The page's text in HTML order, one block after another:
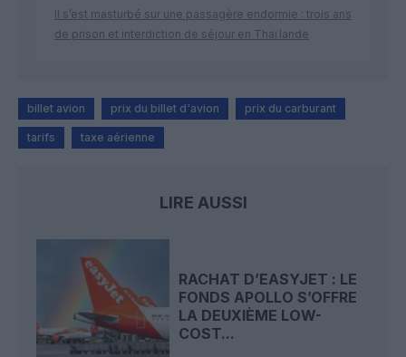
Il s’est masturbé sur une passagère endormie : trois ans
de prison et interdiction de séjour en Thaïlande
billet avion prix du billet d'avion prix du carburant
tarifs taxe aérienne
LIRE AUSSI
RACHAT D’EASYJET : LE
FONDS APOLLO S’OFFRE
LA DEUXIÈME LOW-
COST...